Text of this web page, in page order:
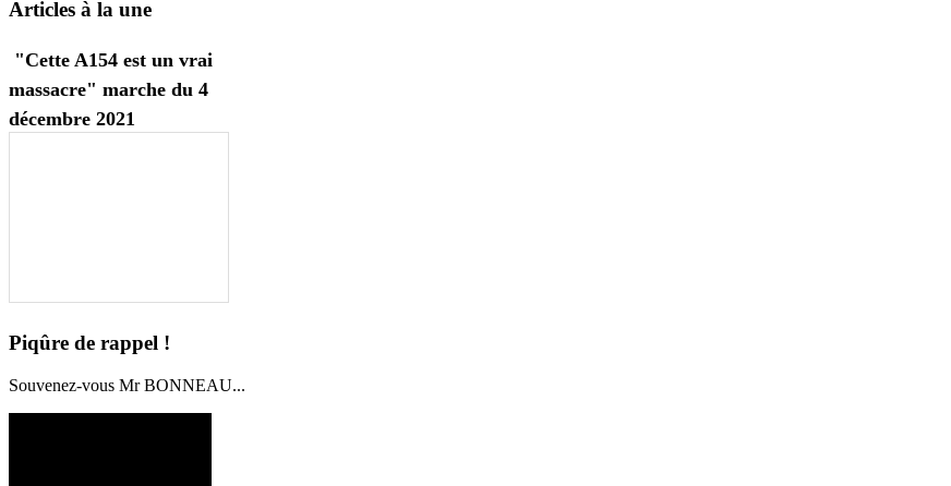
Articles à la une
"Cette A154 est un vrai
massacre" marche du 4
décembre 2021
Piqûre de rappel !
Souvenez-vous Mr BONNEAU...